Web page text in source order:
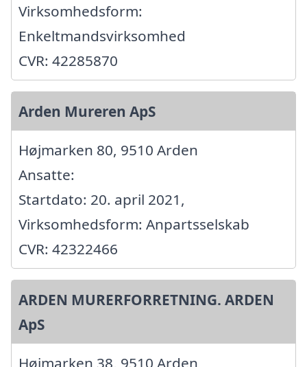
Virksomhedsform:
Enkeltmandsvirksomhed
CVR: 42285870
Arden Mureren ApS
Højmarken 80, 9510 Arden
Ansatte:
Startdato: 20. april 2021,
Virksomhedsform: Anpartsselskab
CVR: 42322466
ARDEN MURERFORRETNING. ARDEN
ApS
Højmarken 38, 9510 Arden